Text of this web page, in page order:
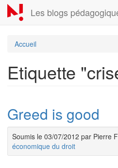
Aller
au
contenu
Les blogs
Accueil
Etiquette
Greed is good
Soumis le 03/07/2012 par Pierre
économique du droit